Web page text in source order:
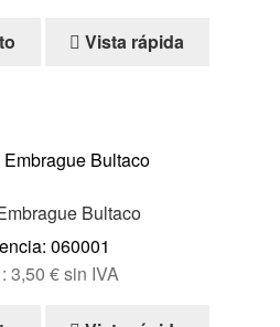
Vista rápida
Bultaco
060001
3,50 €sin IVA